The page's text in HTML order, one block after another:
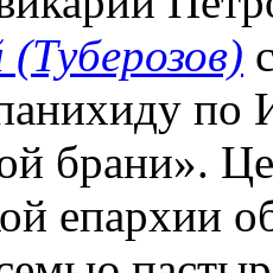
брани».
епархии